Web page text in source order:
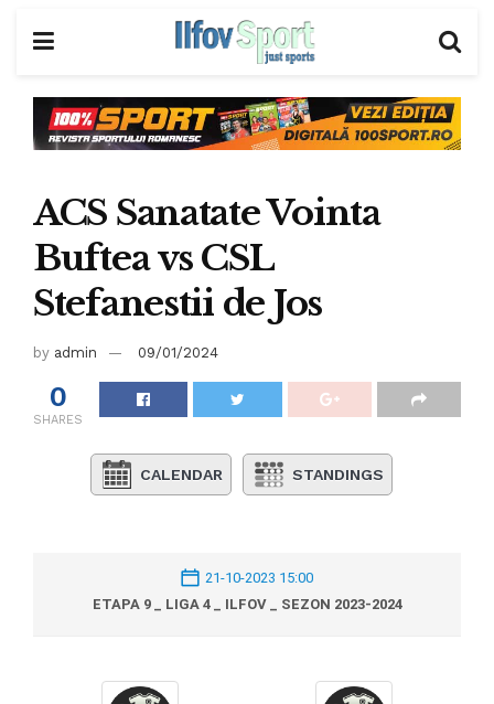
ACS Sanatate Vointa
Buftea vs CSL
Stefanestii de Jos
by admin 09/01/2024
0
SHARES
CALENDAR STANDINGS
21-10-2023 15:00
ETAPA 9 _ LIGA 4 _ ILFOV _ SEZON 2023-2024